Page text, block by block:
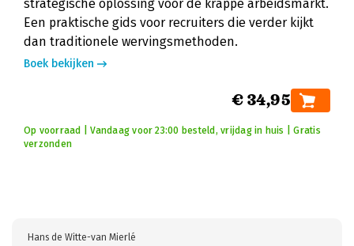
strategische oplossing voor de krappe arbeidsmarkt.
Een praktische gids voor recruiters die verder kijkt
dan traditionele wervingsmethoden.
Boek bekijken
€ 34,95
Op voorraad | Vandaag voor 23:00 besteld, vrijdag in huis | Gratis
verzonden
Hans de Witte-van Mierlé